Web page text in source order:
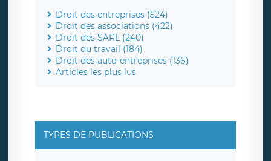
Droit des entreprises (524)
Droit des associations (422)
Droit des SARL (240)
Droit du travail (184)
Droit des auto-entreprises (136)
Articles les plus lus
TYPES DE PUBLICATIONS